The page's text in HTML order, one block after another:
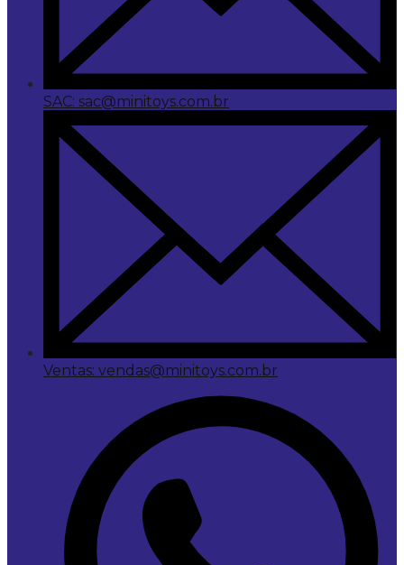
SAC: sac@minitoys.com.br
Ventas: vendas@minitoys.com.br